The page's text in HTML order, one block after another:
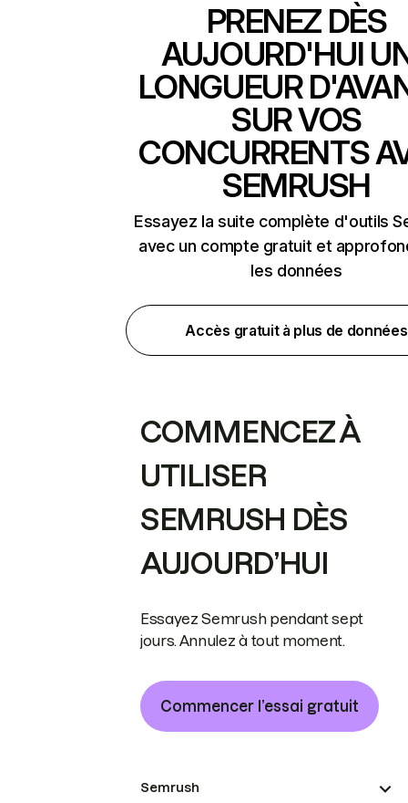
PRENEZ DÈS
AUJOURD'HUI
LONGUEUR
SUR VOS
CONCURRENTS
SEMRUSH
Essayez la suite complète d'outils
avec un compte gratuit et
les données
Accès gratuit à plus de données
COMMENCEZ À
UTILISER
SEMRUSH DÈS
AUJOURD’HUI
Essayez Semrush pendant sept
jours. Annulez à tout moment.
Commencer l’essai gratuit
Semrush